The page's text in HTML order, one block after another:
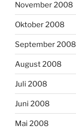
November 2008
Oktober 2008
September 2008
August 2008
Juli 2008
Juni 2008
Mai 2008